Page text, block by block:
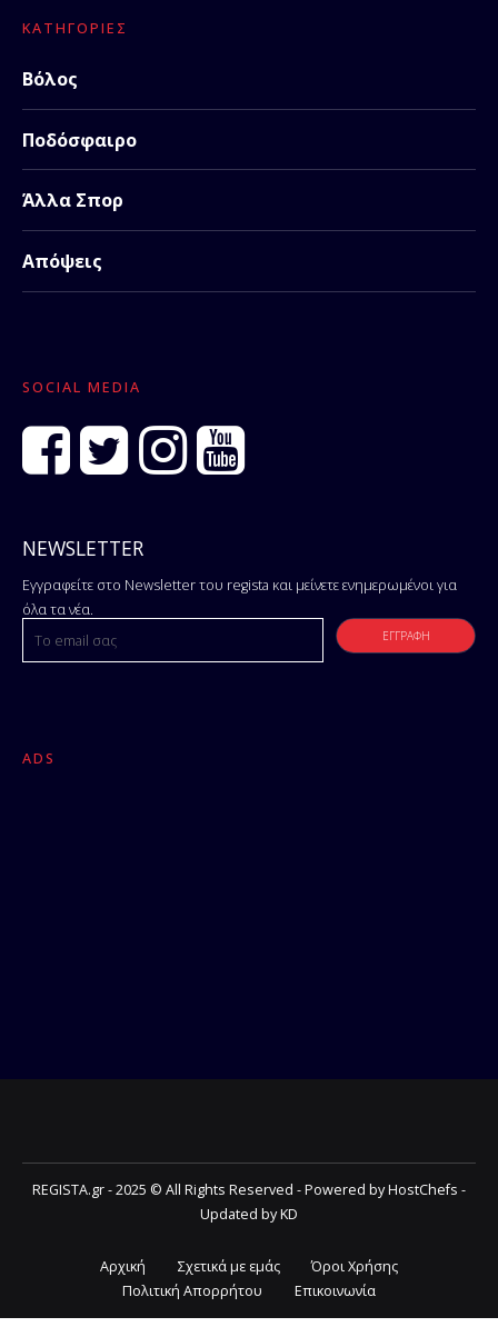
ΚΑΤΗΓΟΡΊΕΣ
Βόλος
Ποδόσφαιρο
Άλλα Σπορ
Απόψεις
SOCIAL MEDIA
NEWSLETTER
Εγγραφείτε στο Newsletter του regista και μείνετε ενημερωμένοι για
όλα τα νέα.
ADS
REGISTA.gr - 2025 © All Rights Reserved - Powered by HostChefs -
Updated by KD
Αρχική Σχετικά με εμάς
Όροι Χρήσης
Πολιτική Απορρήτου
Επικοινωνία